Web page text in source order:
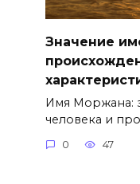
Значение
Имя Моржана:
человека и
0 47